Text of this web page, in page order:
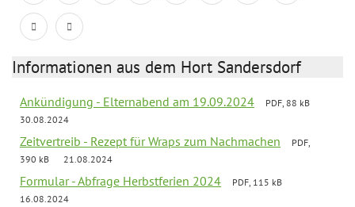
Informationen aus dem Hort Sandersdorf
Ankündigung - Elternabend am 19.09.2024
PDF, 88 kB
30.08.2024
Zeitvertreib - Rezept für Wraps zum Nachmachen
PDF,
390 kB
21.08.2024
Formular - Abfrage Herbstferien 2024
PDF, 115 kB
16.08.2024